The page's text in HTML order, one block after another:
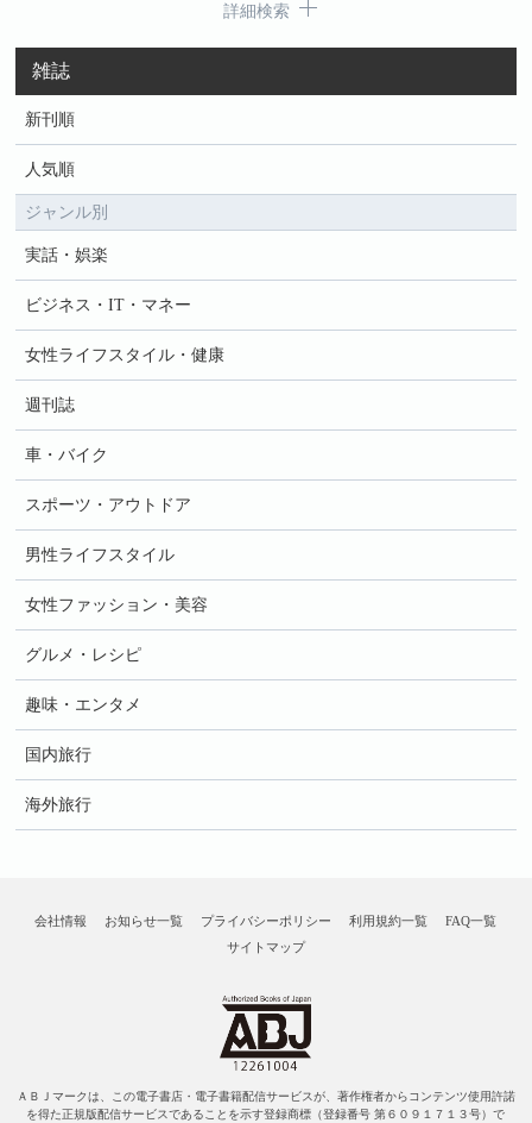
詳細検索
雑誌
新刊順
人気順
ジャンル別
実話・娯楽
ビジネス・IT・マネー
女性ライフスタイル・健康
週刊誌
車・バイク
スポーツ・アウトドア
男性ライフスタイル
女性ファッション・美容
グルメ・レシピ
趣味・エンタメ
国内旅行
海外旅行
会社情報 お知らせ一覧 プライバシーポリシー 利用規約一覧
FAQ一覧
サイトマップ
ＡＢＪマークは、この電子書店・電子書籍配信サービスが、著作権者からコンテンツ使用許諾
を得た正規版配信サービスであることを示す登録商標（登録番号 第６０９１７１３号）で